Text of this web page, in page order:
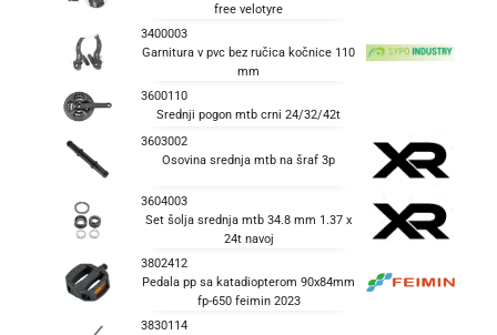
free velotyre
3400003
Garnitura v pvc bez ručica kočnice 110
mm
3600110
Srednji pogon mtb crni 24/32/42t
3603002
Osovina srednja mtb na šraf 3p
3604003
Set šolja srednja mtb 34.8 mm 1.37 x
24t navoj
3802412
Pedala pp sa katadiopterom 90x84mm
fp-650 feimin 2023
3830114